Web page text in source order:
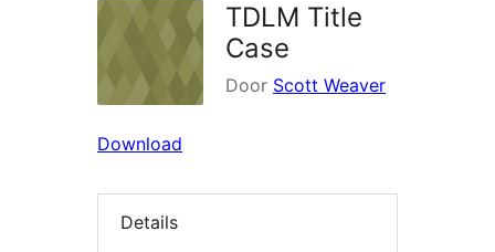
TDLM Title
Case
Door Scott Weaver
Download
Details